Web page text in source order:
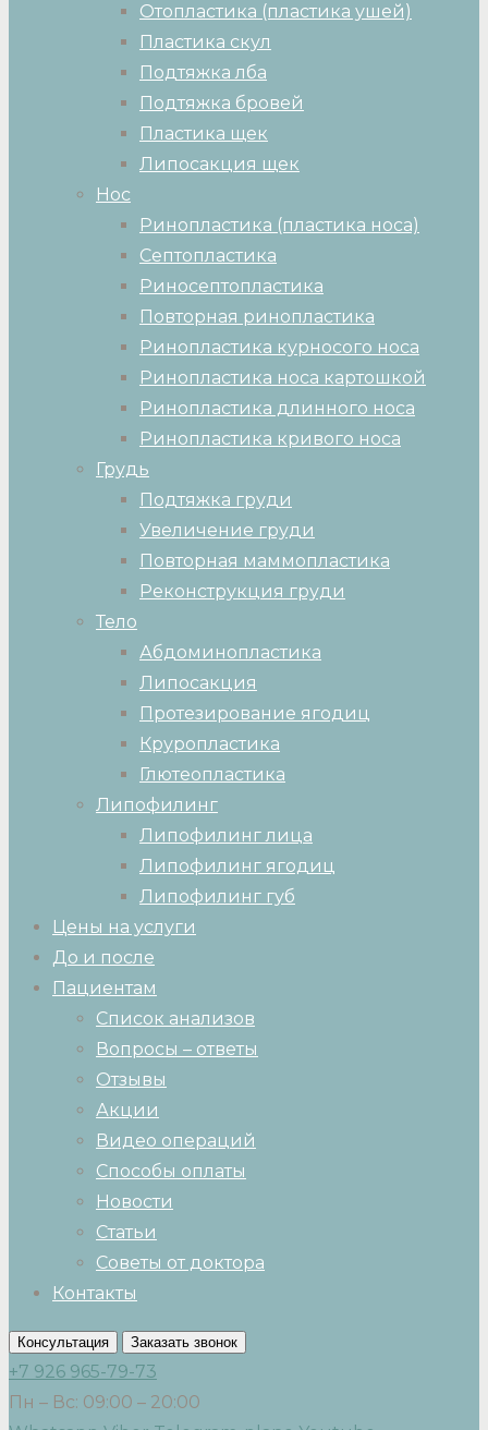
Отопластика (пластика ушей)
Пластика скул
Подтяжка лба
Подтяжка бровей
Пластика щек
Липосакция щек
Нос
Ринопластика (пластика носа)
Септопластика
Риносептопластика
Повторная ринопластика
Ринопластика курносого носа
Ринопластика носа картошкой
Ринопластика длинного носа
Ринопластика кривого носа
Грудь
Подтяжка груди
Увеличение груди
Повторная маммопластика
Реконструкция груди
Тело
Абдоминопластика
Липосакция
Протезирование ягодиц
Круропластика
Глютеопластика
Липофилинг
Липофилинг лица
Липофилинг ягодиц
Липофилинг губ
Цены на услуги
До и после
Пациентам
Список анализов
Вопросы – ответы
Отзывы
Акции
Видео операций
Способы оплаты
Новости
Статьи
Советы от доктора
Контакты
Консультация Заказать звонок
+7 926 965-79-73
Пн – Вс: 09:00 – 20:00